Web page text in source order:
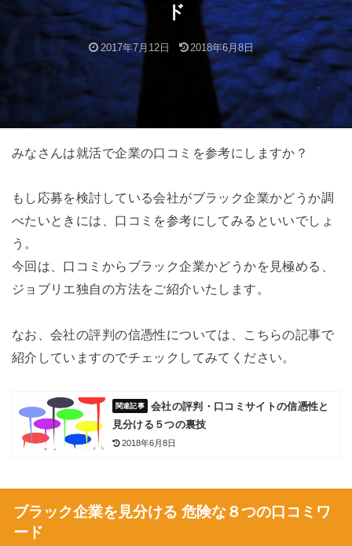
ド
2017年7月12日 2018年6月8日
みなさんは就活で企業の口コミを参考にしますか？
もし応募を検討している会社がブラック企業かどうか調
べたいときには、口コミを参考にしてみるといいでしょ
う。
今回は、口コミからブラック企業かどうかを見極める、
ジョブリエ独自の方法をご紹介いたします。
なお、会社の評判の信憑性については、こちらの記事で
紹介していますのでチェックしてみてください。
会社の評判・口コミサイトの信憑性と
見分ける５つの裏技
2018年6月8日
ブラック企業を見分ける 危険な８つの口コミワ
ード